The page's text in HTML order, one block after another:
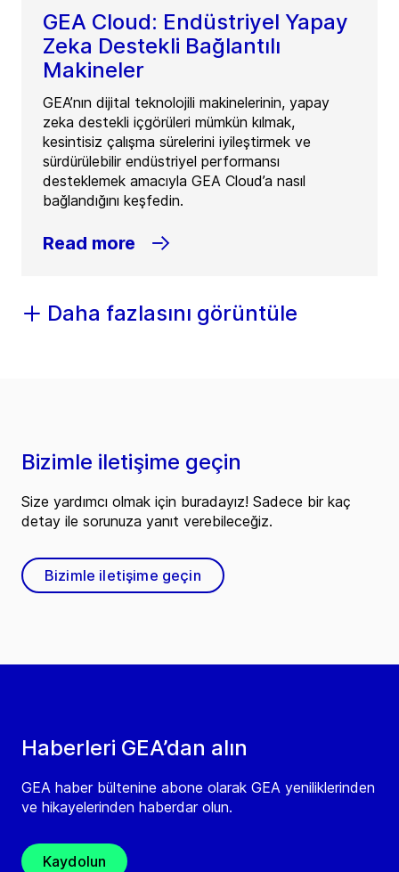
GEA Cloud: Endüstriyel Yapay
Zeka Destekli Bağlantılı
Makineler
GEA’nın dijital teknolojili makinelerinin, yapay
zeka destekli içgörüleri mümkün kılmak,
kesintisiz çalışma sürelerini iyileştirmek ve
sürdürülebilir endüstriyel performansı
desteklemek amacıyla GEA Cloud’a nasıl
bağlandığını keşfedin.
Read more
Daha fazlasını görüntüle
Haberleri GEA’dan alın
GEA haber bültenine abone olarak GEA yeniliklerinden
ve hikayelerinden haberdar olun.
Kaydolun
Bizimle iletişime geçin
Size yardımcı olmak için buradayız! Sadece bir kaç
detay ile sorunuza yanıt verebileceğiz.
Bizimle iletişime geçin